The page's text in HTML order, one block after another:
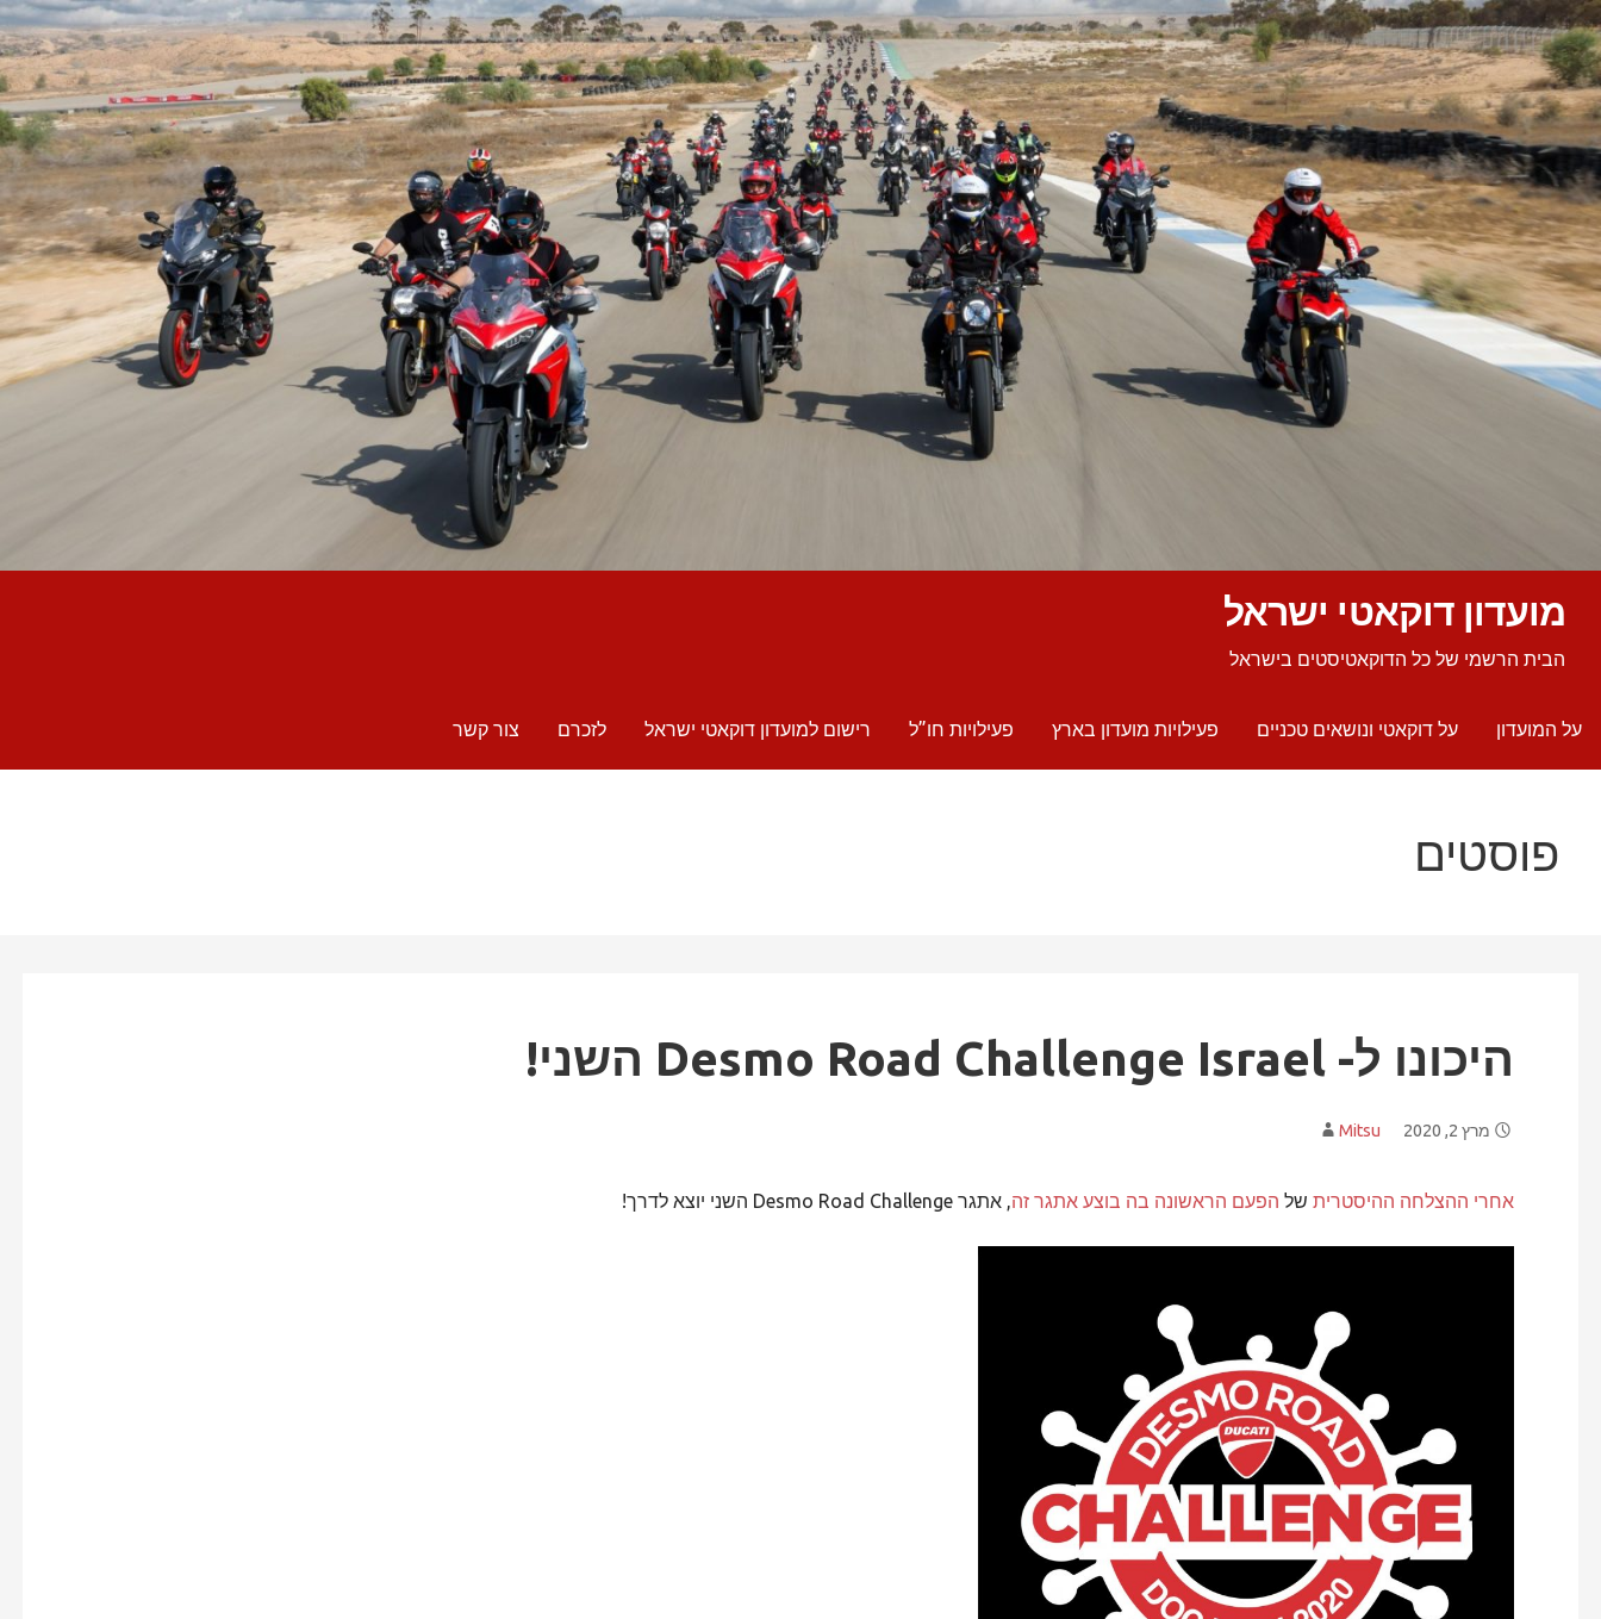
Skip
to
content
מועדון דוקאטי ישראל
הבית הרשמי של כל הדוקאטיסטים בישראל
על המועדון על דוקאטי ונושאים טכניים פעילויות מועדון בארץ פעילויות חו”ל רישום למועדון דוקאטי ישראל לזכרם צור קשר
פוסטים
היכונו ל- Desmo Road Challenge Israel השני!
מרץ 2, 2020 Mitsu
אחרי ההצלחה ההיסטריתשל הפעם הראשונה בה בוצע אתגר זה, אתגר Desmo Road Challenge השני יוצא לדרך!